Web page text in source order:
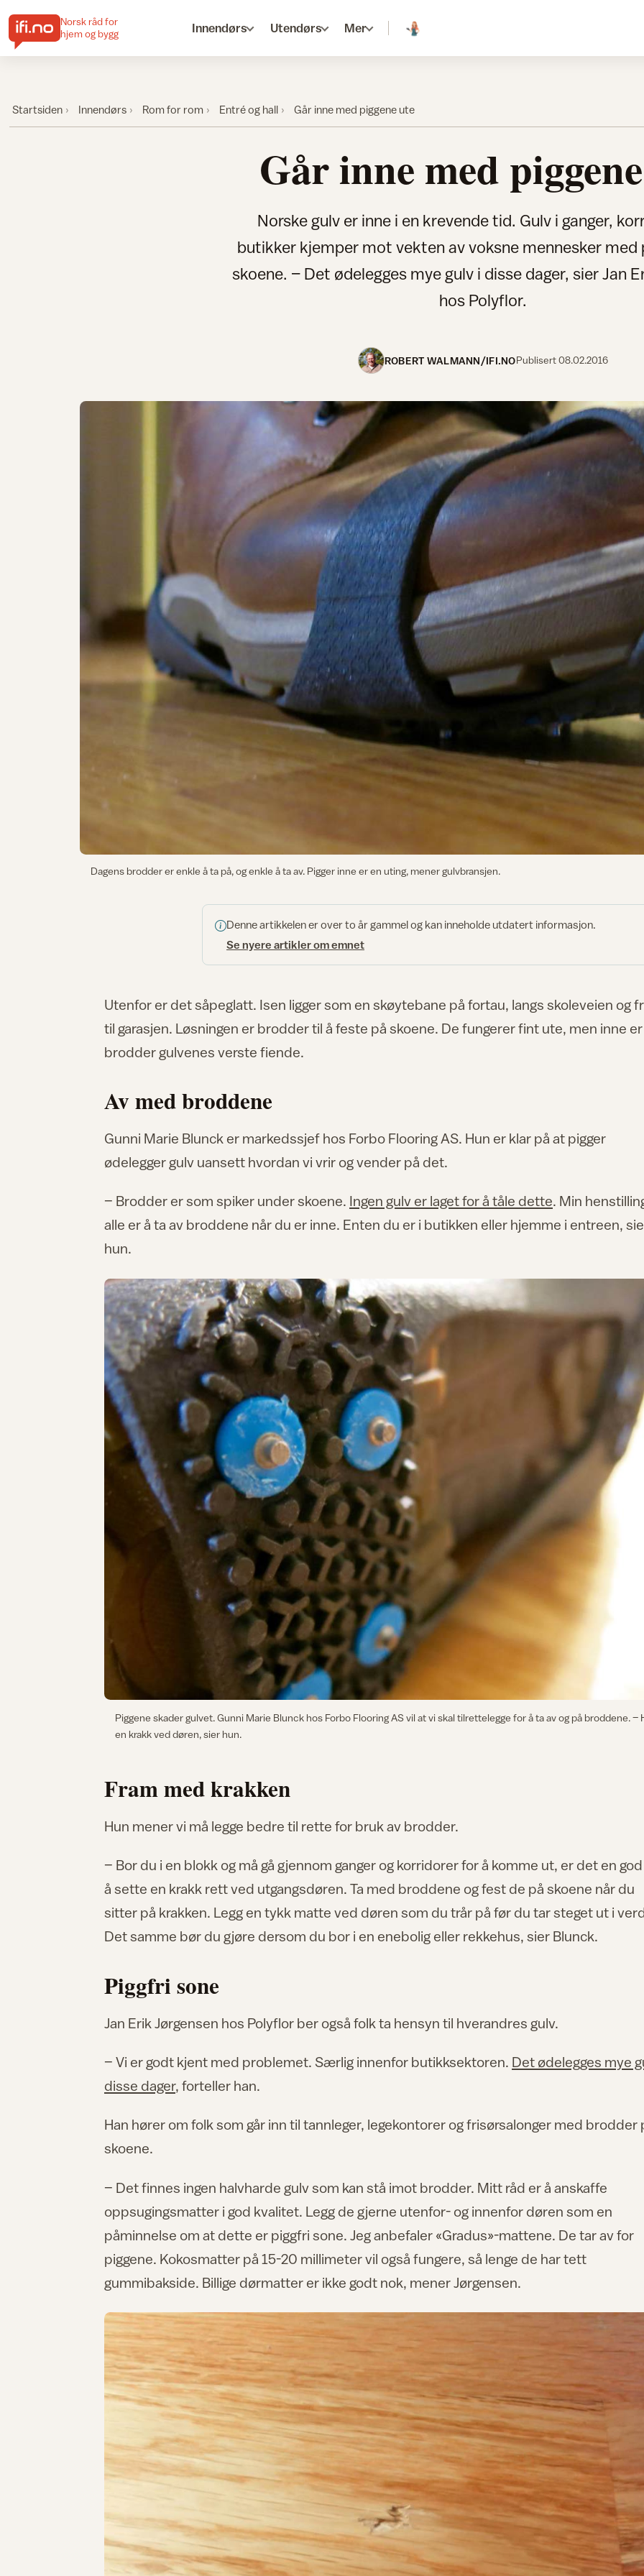
Norsk råd for
hjem og bygg
Innendørs Utendørs Mer
Startsiden Innendørs Rom for rom Entré og hall Går inne med piggene ute
Går inne med
Norske gulv er inne i en krevende tid. Gulv i ganger,
butikker kjemper mot vekten av voksne mennesker med
skoene. – Det ødelegges mye gulv i disse dager, sier Jan
hos Polyflor.
ROBERT WALMANN/IFI.NOPublisert08.02.2016
Dagens brodder er enkle å ta på, og enkle å ta av. Pigger inne er en uting, mener gulvbransjen.
Denne artikkelen er over to år gammel og kan inneholde utdatert informasjon.
Se nyere artikler om emnet
Utenfor er det såpeglatt. Isen ligger som en skøytebane på fortau, langs skoleveien og
til garasjen. Løsningen er brodder til å feste på skoene. De fungerer fint ute, men inne er
brodder gulvenes verste fiende.
Av med broddene
Gunni Marie Blunck er markedssjef hos Forbo Flooring AS. Hun er klar på at pigger
ødelegger gulv uansett hvordan vi vrir og vender på det.
– Brodder er som spiker under skoene. Ingen gulv er laget for å tåle dette. Min
alle er å ta av broddene når du er inne. Enten du er i butikken eller hjemme i entreen,
hun.
Piggene skader gulvet. Gunni Marie Blunck hos Forbo Flooring AS vil at vi skal tilrettelegge for å ta av og på broddene. –
en krakk ved døren, sier hun.
Fram med krakken
Hun mener vi må legge bedre til rette for bruk av brodder.
– Bor du i en blokk og må gå gjennom ganger og korridorer for å komme ut, er det en
å sette en krakk rett ved utgangsdøren. Ta med broddene og fest de på skoene når du
sitter på krakken. Legg en tykk matte ved døren som du trår på før du tar steget ut i
Det samme bør du gjøre dersom du bor i en enebolig eller rekkehus, sier Blunck.
Piggfri sone
Jan Erik Jørgensen hos Polyflor ber også folk ta hensyn til hverandres gulv.
– Vi er godt kjent med problemet. Særlig innenfor butikksektoren. Det ødelegges mye
disse dager, forteller han.
Han hører om folk som går inn til tannleger, legekontorer og frisørsalonger med brodder
skoene.
– Det finnes ingen halvharde gulv som kan stå imot brodder. Mitt råd er å anskaffe
oppsugingsmatter i god kvalitet. Legg de gjerne utenfor- og innenfor døren som en
påminnelse om at dette er piggfri sone. Jeg anbefaler «Gradus»-mattene. De tar av for
piggene. Kokosmatter på 15-20 millimeter vil også fungere, så lenge de har tett
gummibakside. Billige dørmatter er ikke godt nok, mener Jørgensen.